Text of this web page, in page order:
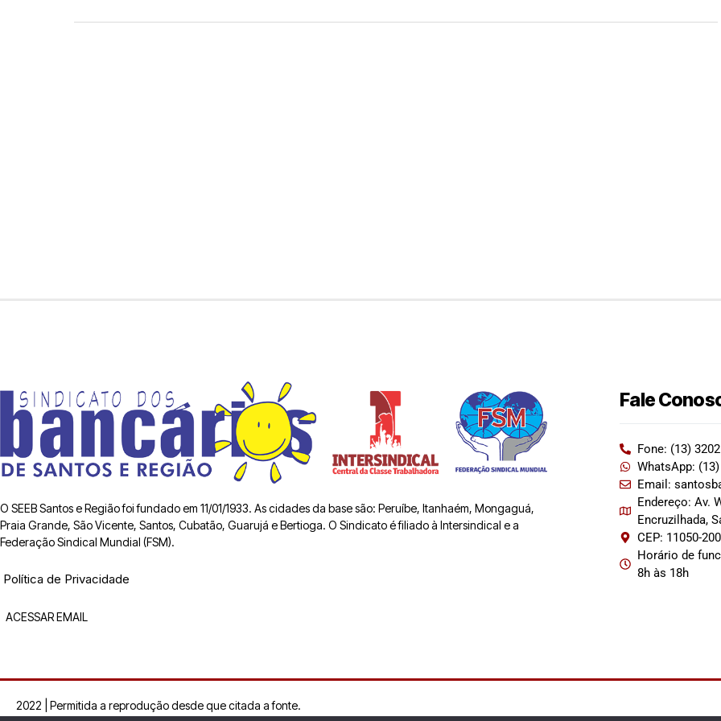
O SEEB Santos e Região foi fundado em 11/01/1933. As cidades da base são: Peruíbe, Itanhaém, Mongaguá,
Praia Grande, São Vicente, Santos, Cubatão, Guarujá e Bertioga. O Sindicato é filiado à Intersindical e a
Federação Sindical Mundial (FSM).
Política de Privacidade
ACESSAR EMAIL
Fale
Fone: (13)
WhatsApp:
Email:
Endereço: Av.
Encruzilhada,
CEP: 11050-200
Horário de
8h às 18h
2022 | Permitida a reprodução desde que citada a fonte.